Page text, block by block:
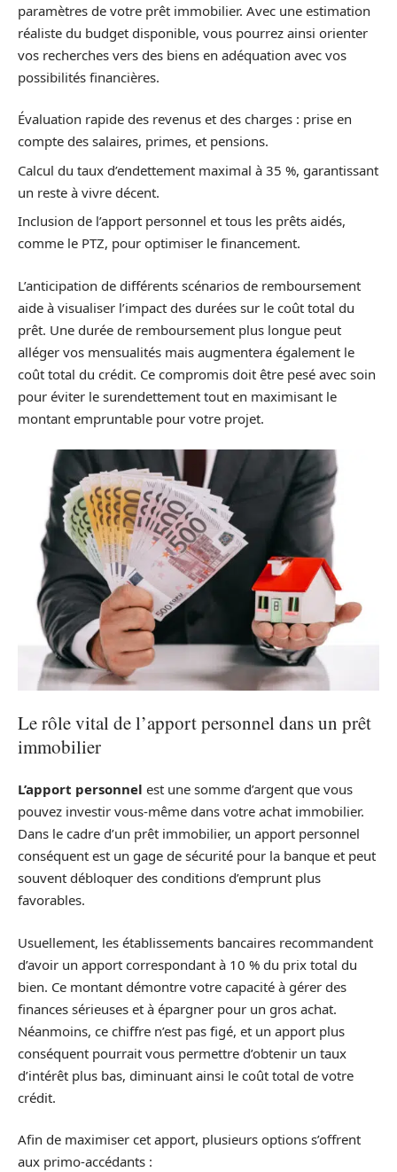
paramètres de votre prêt immobilier. Avec une estimation
réaliste du budget disponible, vous pourrez ainsi orienter
vos recherches vers des biens en adéquation avec vos
possibilités financières.
Évaluation rapide des revenus et des charges : prise en
compte des salaires, primes, et pensions.
Calcul du taux d’endettement maximal à 35 %, garantissant
un reste à vivre décent.
Inclusion de l’apport personnel et tous les prêts aidés,
comme le PTZ, pour optimiser le financement.
L’anticipation de différents scénarios de remboursement
aide à visualiser l’impact des durées sur le coût total du
prêt. Une durée de remboursement plus longue peut
alléger vos mensualités mais augmentera également le
coût total du crédit. Ce compromis doit être pesé avec soin
pour éviter le surendettement tout en maximisant le
montant empruntable pour votre projet.
Le rôle vital de l’apport personnel dans un prêt
immobilier
L’apport personnel est une somme d’argent que vous
pouvez investir vous-même dans votre achat immobilier.
Dans le cadre d’un prêt immobilier, un apport personnel
conséquent est un gage de sécurité pour la banque et peut
souvent débloquer des conditions d’emprunt plus
favorables.
Usuellement, les établissements bancaires recommandent
d’avoir un apport correspondant à 10 % du prix total du
bien. Ce montant démontre votre capacité à gérer des
finances sérieuses et à épargner pour un gros achat.
Néanmoins, ce chiffre n’est pas figé, et un apport plus
conséquent pourrait vous permettre d’obtenir un taux
d’intérêt plus bas, diminuant ainsi le coût total de votre
crédit.
Afin de maximiser cet apport, plusieurs options s’offrent
aux primo-accédants :